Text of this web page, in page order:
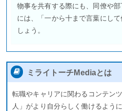
物事を共有する際にも、同僚や
には、「一から十まで言葉にし
しょう。
ミライトーチMediaとは
転職やキャリアに関わるコンテン
人」がより自分らしく働けるよう